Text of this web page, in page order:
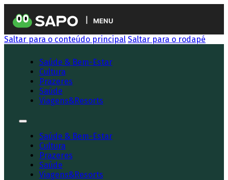
MENU
Saltar para o conteúdo principal Saltar para o rodapé
Saúde & Bem-Estar
Cultura
Prazeres
Saúde
Viagens&Resorts
Saúde & Bem-Estar
Cultura
Prazeres
Saúde
Viagens&Resorts